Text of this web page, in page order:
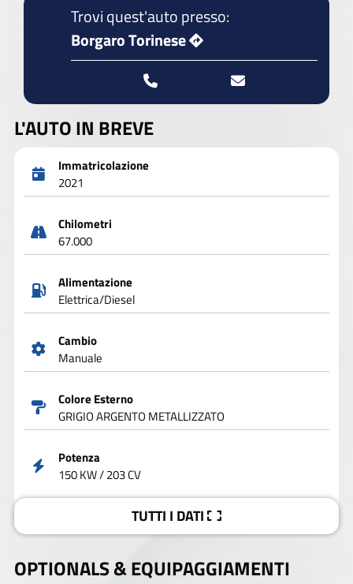
Trovi quest'auto presso:
Borgaro Torinese
L'AUTO IN BREVE
Immatricolazione
2021
Chilometri
67.000
Alimentazione
Elettrica/Diesel
Cambio
Manuale
Colore Esterno
GRIGIO ARGENTO METALLIZZATO
Potenza
150 KW / 203 CV
TUTTI I DATI
OPTIONALS &EQUIPAGGIAMENTI